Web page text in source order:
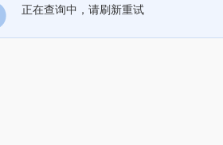
正在查询中，请刷新重试